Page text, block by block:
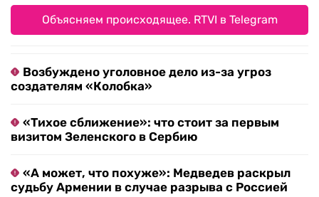
Объясняем происходящее. RTVI в Telegram
Возбуждено уголовное дело из-за угроз
создателям «Колобка»
«Тихое сближение»: что стоит за первым
визитом Зеленского в Сербию
«А может, что похуже»: Медведев раскрыл
судьбу Армении в случае разрыва с Россией